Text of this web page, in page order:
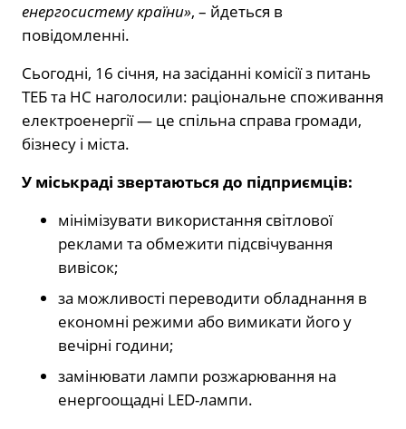
енергосистему країни», – йдеться в
повідомленні.
Сьогодні, 16 січня, на засіданні комісії з питань
ТЕБ та НС наголосили: раціональне споживання
електроенергії — це спільна справа громади,
бізнесу і міста.
У міськраді звертаються до підприємців:
мінімізувати використання світлової
реклами та обмежити підсвічування
вивісок;
за можливості переводити обладнання в
економні режими або вимикати його у
вечірні години;
замінювати лампи розжарювання на
енергоощадні LED-лампи.